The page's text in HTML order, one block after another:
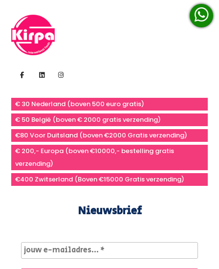
€ 30 Nederland (boven 500 euro gratis)
€ 50 België (boven € 2000 gratis verzending)
€80 Voor Duitsland (boven €2000 Gratis verzending)
€ 200,- Europa (boven €10000,- bestelling gratis
verzending)
€400 Zwitserland (Boven €15000 Gratis verzending)
Nieuwsbrief